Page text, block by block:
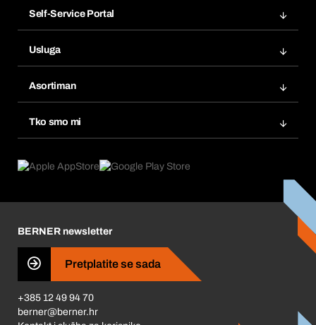
Self-Service Portal
Popisi želja
Ponovno naručivanje
Pretplate
Usluga
Tražitelji proizvoda
Asortiman
Tko smo mi
Što nas pokreće
Business Conduct
BERNER newsletter
Pretplatite se sada
+385 12 49 94 70
berner@berner.hr